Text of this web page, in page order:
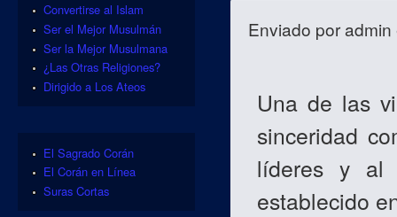
Enviado poradmin
Una de las
sinceridad
líderes y al
establecido
Convertirse al Islam
Ser el Mejor Musulmán
Ser la Mejor Musulmana
¿Las Otras Religiones?
Dirigido a Los Ateos
El Sagrado Corán
El Corán en Línea
Suras Cortas